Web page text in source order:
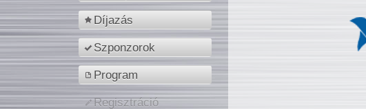
Díjazás
Szponzorok
Program
Regisztráció